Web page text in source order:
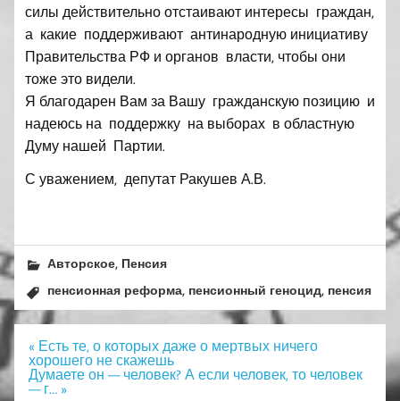
силы действительно отстаивают интересы граждан,
а какие поддерживают антинародную инициативу
Правительства РФ и органов власти, чтобы они
тоже это видели.
Я благодарен Вам за Вашу гражданскую позицию и
надеюсь на поддержку на выборах в областную
Думу нашей Партии.
С уважением, депутат Ракушев А.В.
Авторское, Пенсия
пенсионная реформа, пенсионный геноцид, пенсия
Навигация
по
записям
« Есть те, о которых даже о мертвых ничего
хорошего не скажешь
Думаете он — человек? А если человек, то человек
— г… »